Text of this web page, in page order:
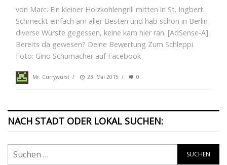
von Marc. Ein kleiner Holzkohlengrill mitten in St. Ingbert.
Schmeckt einfach am aller Besten und hab schon in Berlin
diverse Würste gegessen, keine kam hier ran. [AdSense-A]
Bereits da gewesen? Deine Bewertung Zum Schleppi
Foto: Gino Schumacher auf Facebook
Mr. Currywurst / 23. Mai 2015 / 0
NACH STADT ODER LOKAL SUCHEN: